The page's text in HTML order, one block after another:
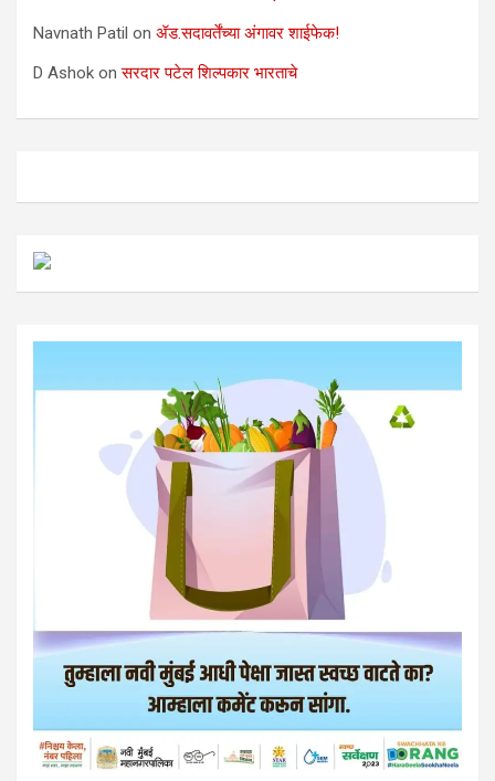
Navnath Patil on ॲड.सदावर्तेंच्या अंगावर शाईफेक!
D Ashok onसरदार पटेल शिल्पकार भारताचे